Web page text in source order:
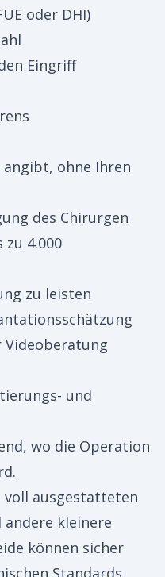
oder DHI)
Eingriff
angibt, ohne Ihren
des Chirurgen
zu 4.000
zu leisten
und
wo die Operation
voll ausgestatteten
andere kleinere
können sicher